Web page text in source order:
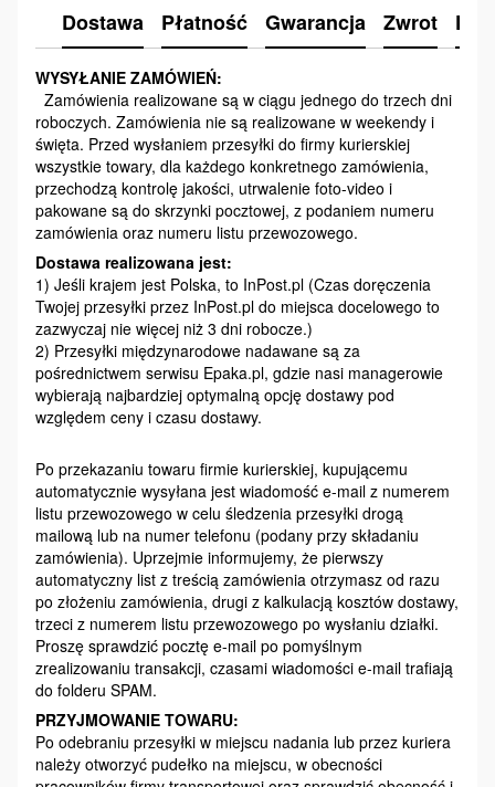
Dostawa Płatność Gwarancja Zwrot
WYSYŁANIE ZAMÓWIEŃ:
Zamówienia realizowane są w ciągu jednego do trzech dni
roboczych. Zamówienia nie są realizowane w weekendy i
święta. Przed wysłaniem przesyłki do firmy kurierskiej
wszystkie towary, dla każdego konkretnego zamówienia,
przechodzą kontrolę jakości, utrwalenie foto-video i
pakowane są do skrzynki pocztowej, z podaniem numeru
zamówienia oraz numeru listu przewozowego.
Dostawa realizowana jest:
1) Jeśli krajem jest Polska, to InPost.pl (Czas doręczenia
Twojej przesyłki przez InPost.pl do miejsca docelowego to
zazwyczaj nie więcej niż 3 dni robocze.)
2) Przesyłki międzynarodowe nadawane są za
pośrednictwem serwisu Epaka.pl, gdzie nasi managerowie
wybierają najbardziej optymalną opcję dostawy pod
względem ceny i czasu dostawy.
Po przekazaniu towaru firmie kurierskiej, kupującemu
automatycznie wysyłana jest wiadomość e-mail z numerem
listu przewozowego w celu śledzenia przesyłki drogą
mailową lub na numer telefonu (podany przy składaniu
zamówienia). Uprzejmie informujemy, że pierwszy
automatyczny list z treścią zamówienia otrzymasz od razu
po złożeniu zamówienia, drugi z kalkulacją kosztów dostawy,
trzeci z numerem listu przewozowego po wysłaniu działki.
Proszę sprawdzić pocztę e-mail po pomyślnym
zrealizowaniu transakcji, czasami wiadomości e-mail trafiają
do folderu SPAM.
PRZYJMOWANIE TOWARU:
Po odebraniu przesyłki w miejscu nadania lub przez kuriera
należy otworzyć pudełko na miejscu, w obecności